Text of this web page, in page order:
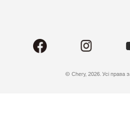
© Chery, 2026. Усі права